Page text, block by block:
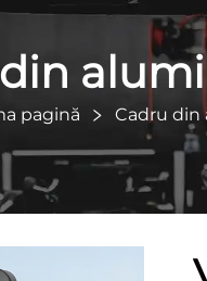
pagină Cadru din